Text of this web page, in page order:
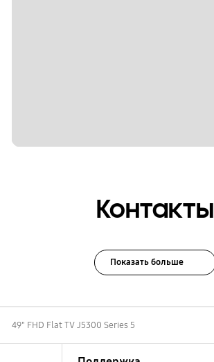
Контакты
Показать больше
49" FHD Flat TV J5300 Series 5